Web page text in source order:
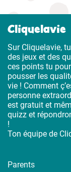
Cliquelavie
Sur Cliquelavie,
des jeux et des
ces points tu
pousser les
vie ! Comment
personne
est gratuit et
quizz et
!
Ton équipe de
Parents